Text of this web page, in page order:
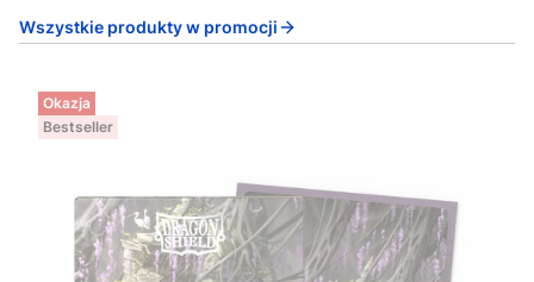
Wszystkie produkty w promocji
Okazja
Bestseller